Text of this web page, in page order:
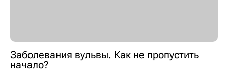
Заболевания вульвы. Как не пропустить
начало?